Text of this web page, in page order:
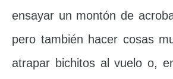
ensayar un montón de
pero también hacer cosas
atrapar bichitos al vuelo o,